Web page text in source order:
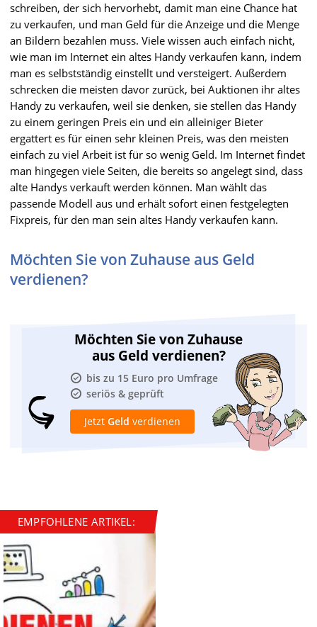
schreiben, der sich hervorhebt, damit man eine Chance hat
zu verkaufen, und man Geld für die Anzeige und die Menge
an Bildern bezahlen muss. Viele wissen auch einfach nicht,
wie man im Internet ein altes Handy verkaufen kann, indem
man es selbstständig einstellt und versteigert. Außerdem
schrecken die meisten davor zurück, bei Auktionen ihr altes
Handy zu verkaufen, weil sie denken, sie stellen das Handy
zu einem geringen Preis ein und ein alleiniger Bieter
ergattert es für einen sehr kleinen Preis, was den meisten
einfach zu viel Arbeit ist für so wenig Geld. Im Internet findet
man hingegen viele Seiten, die bereits so angelegt sind, dass
alte Handys verkauft werden können. Man wählt das
passende Modell aus und erhält sofort einen festgelegten
Fixpreis, für den man sein altes Handy verkaufen kann.
Möchten Sie von Zuhause aus Geld
verdienen?
Möchten Sie von Zuhause
aus Geld verdienen?
bis zu 15 Euro pro Umfrage
seriös & geprüft
Jetzt Geld verdienen
EMPFOHLENE ARTIKEL: